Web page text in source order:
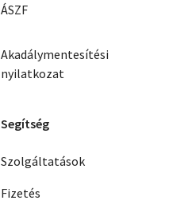
ÁSZF
Akadálymentesítési
nyilatkozat
Segítség
Szolgáltatások
Fizetés